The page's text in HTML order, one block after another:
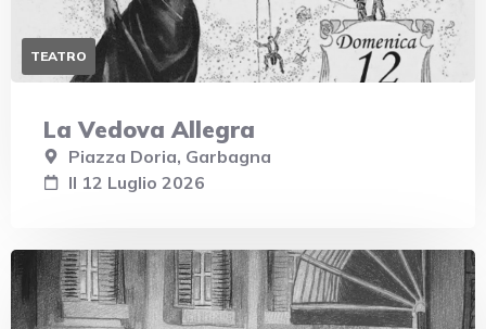
TEATRO
La Vedova Allegra
Piazza Doria, Garbagna
Il 12 Luglio 2026